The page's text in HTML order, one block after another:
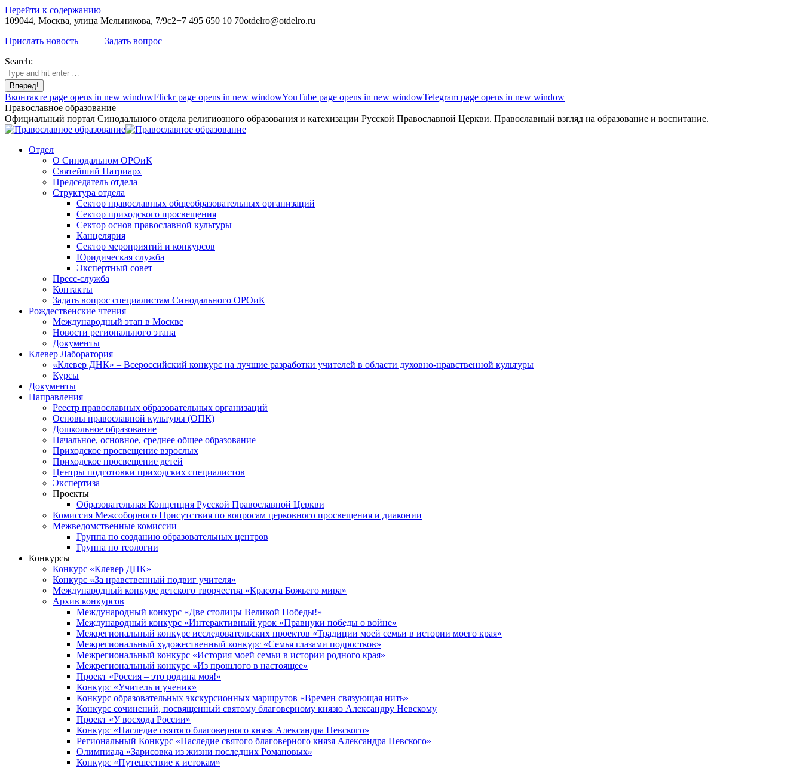
Перейти к содержанию
109044, Москва, улица Мельникова, 7/9с2+7 495 650 10 70otdelro@otdelro.ru
Прислать новость
Задать вопрос
Search:
Вконтакте page opens in new windowFlickr page opens in new windowYouTube page opens in new windowTelegram page opens in new window
Православное образование
Официальный портал Синодального отдела религиозного образования и катехизации Русской Православной Церкви. Православный взгляд на образование и воспитание.
Отдел
О Синодальном ОРОиК
Святейший Патриарх
Председатель отдела
Структура отдела
Сектор православных общеобразовательных организаций
Сектор приходского просвещения
Сектор основ православной культуры
Канцелярия
Сектор мероприятий и конкурсов
Юридическая служба
Экспертный совет
Пресс-служба
Контакты
Задать вопрос специалистам Синодального ОРОиК
Рождественские чтения
Международный этап в Москве
Новости регионального этапа
Документы
Клевер Лаборатория
«Клевер ДНК» – Всероссийский конкурс на лучшие разработки учителей в области духовно-нравственной культуры
Курсы
Документы
Направления
Реестр православных образовательных организаций
Основы православной культуры (ОПК)
Дошкольное образование
Начальное, основное, среднее общее образование
Приходское просвещение взрослых
Приходское просвещение детей
Центры подготовки приходских специалистов
Экспертиза
Проекты
Образовательная Концепция Русской Православной Церкви
Комиссия Межсоборного Присутствия по вопросам церковного просвещения и диаконии
Межведомственные комиссии
Группа по созданию образовательных центров
Группа по теологии
Конкурсы
Конкурс «Клевер ДНК»
Конкурс «За нравственный подвиг учителя»
Международный конкурс детского творчества «Красота Божьего мира»
Архив конкурсов
Международный конкурс «Две столицы Великой Победы!»
Международный конкурс «Интерактивный урок «Правнуки победы о войне»
Межрегиональный конкурс исследовательских проектов «Традиции моей семьи в истории моего края»
Межрегиональный художественный конкурс «Семья глазами подростков»
Межрегиональный конкурс «История моей семьи в истории родного края»
Межрегиональный конкурс «Из прошлого в настоящее»
Проект «Россия – это родина моя!»
Конкурс «Учитель и ученик»
Конкурс образовательных экскурсионных маршрутов «Времен связующая нить»
Конкурс сочинений, посвященный святому благоверному князю Александру Невскому
Проект «У восхода России»
Конкурс «Наследие святого благоверного князя Александра Невского»
Региональный Конкурс «Наследие святого благоверного князя Александра Невского»
Олимпиада «Зарисовка из жизни последних Романовых»
Конкурс «Путешествие к истокам»